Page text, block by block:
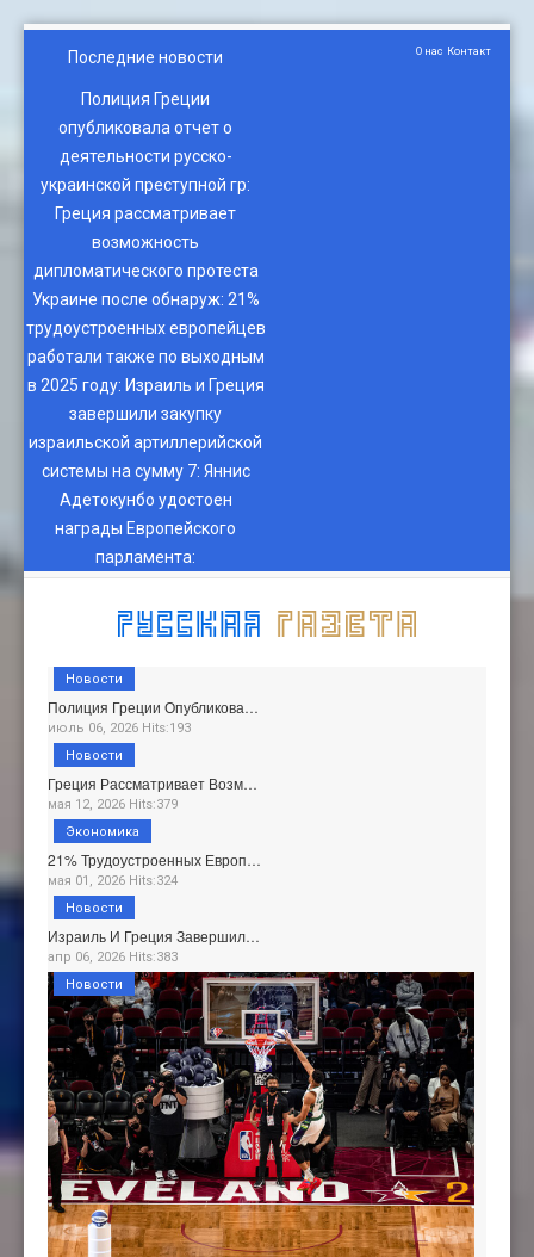
Последние новости
Полиция Греции
опубликовала отчет о
деятельности русско-
украинской преступной гр:
Греция рассматривает
возможность
дипломатического протеста
Украине после обнаруж: 21%
трудоустроенных европейцев
работали также по выходным
в 2025 году: Израиль и Греция
завершили закупку
израильской артиллерийской
системы на сумму 7: Яннис
Адетокунбо удостоен
награды Европейского
парламента:
О нас Контакт
Полиция Греции Опубликова…
июль 06, 2026 Hits:193
Новости
Греция Рассматривает Возм…
мая 12, 2026 Hits:379
Новости
21% Трудоустроенных Европ…
мая 01, 2026 Hits:324
Экономика
Израиль И Греция Завершил…
апр 06, 2026 Hits:383
Новости
Новости